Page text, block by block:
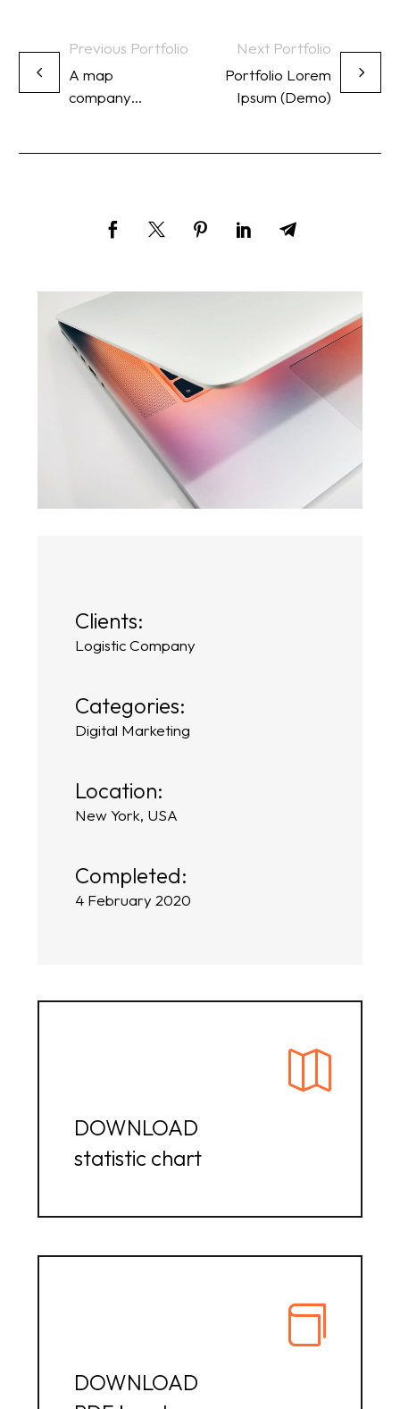
Previous Portfolio
A map
company
Next Portfolio
Portfolio Lorem
Ipsum (Demo)
Clients:
Logistic Company
Categories:
Digital Marketing
Location:
New York, USA
Completed:
4 February 2020
DOWNLOAD
statistic chart
DOWNLOAD